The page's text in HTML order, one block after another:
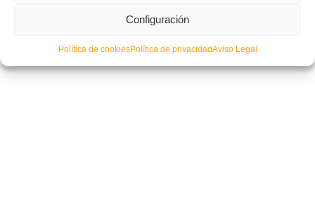
Configuración
Política de cookiesPolítica de privacidadAviso Legal